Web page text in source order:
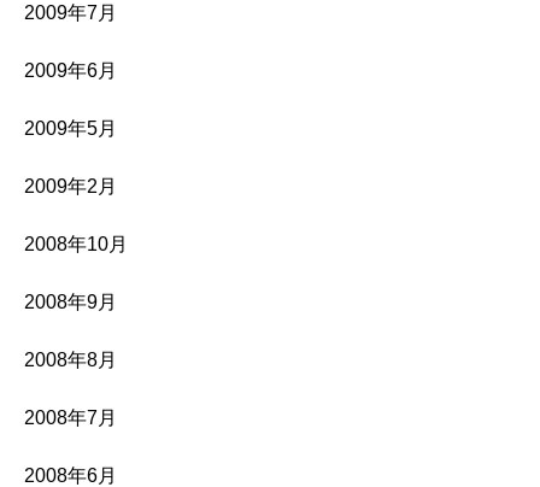
2009年7月
2009年6月
2009年5月
2009年2月
2008年10月
2008年9月
2008年8月
2008年7月
2008年6月